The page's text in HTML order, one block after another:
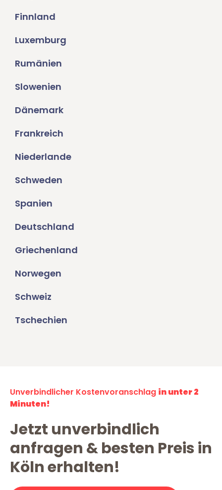
Finnland
Luxemburg
Rumänien
Slowenien
Dänemark
Frankreich
Niederlande
Schweden
Spanien
Deutschland
Griechenland
Norwegen
Schweiz
Tschechien
Unverbindlicher Kostenvoranschlag in unter 2
Minuten!
Jetzt unverbindlich
anfragen & besten Preis in
Köln erhalten!